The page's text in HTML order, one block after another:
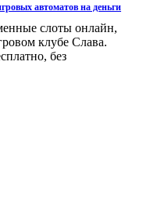
автоматов на деньги
слоты онлайн,
клубе Слава.
без